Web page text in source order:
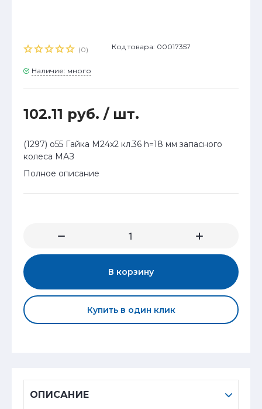
(0) Код товара: 00017357
Наличие: много
102.11 руб. / шт.
(1297) о55 Гайка М24x2 кл.36 h=18 мм запасного
колеса МАЗ
Полное описание
В корзину
Купить в один клик
ОПИСАНИЕ